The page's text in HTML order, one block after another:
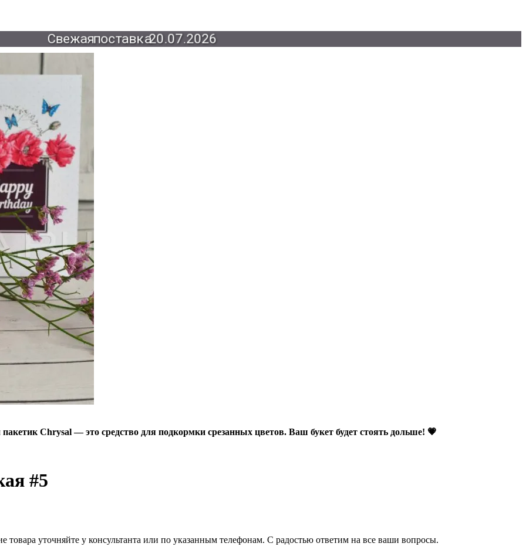
Свежая поставка 20.07.2026
Chrysal — это средство для подкормки срезанных цветов. Ваш букет будет стоять дольше! 💗
#5
товара уточняйте у консультанта или по указанным телефонам. С радостью ответим на все ваши вопросы.